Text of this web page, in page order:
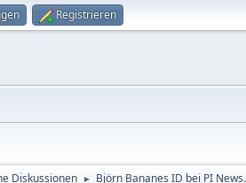
Registrieren
Diskussionen ► Björn Bananes ID bei PI